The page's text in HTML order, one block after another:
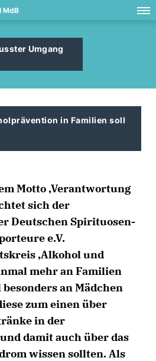
MdB
Umgang
in Familien soll
Motto ‚Verantwortung
sich der
Deutschen Spirituosen-
e.V.
‚Alkohol und
mehr an Familien
an Mädchen
zum einen über
in der
damit auch über das
wissen sollten. Als